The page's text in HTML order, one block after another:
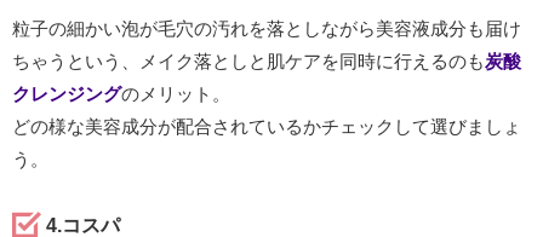
粒子の細かい泡が毛穴の汚れを落としながら美容液成分も届け
ちゃうという、メイク落としと肌ケアを同時に行えるのも炭酸
クレンジングのメリット。
どの様な美容成分が配合されているかチェックして選びましょ
う。
4.コスパ